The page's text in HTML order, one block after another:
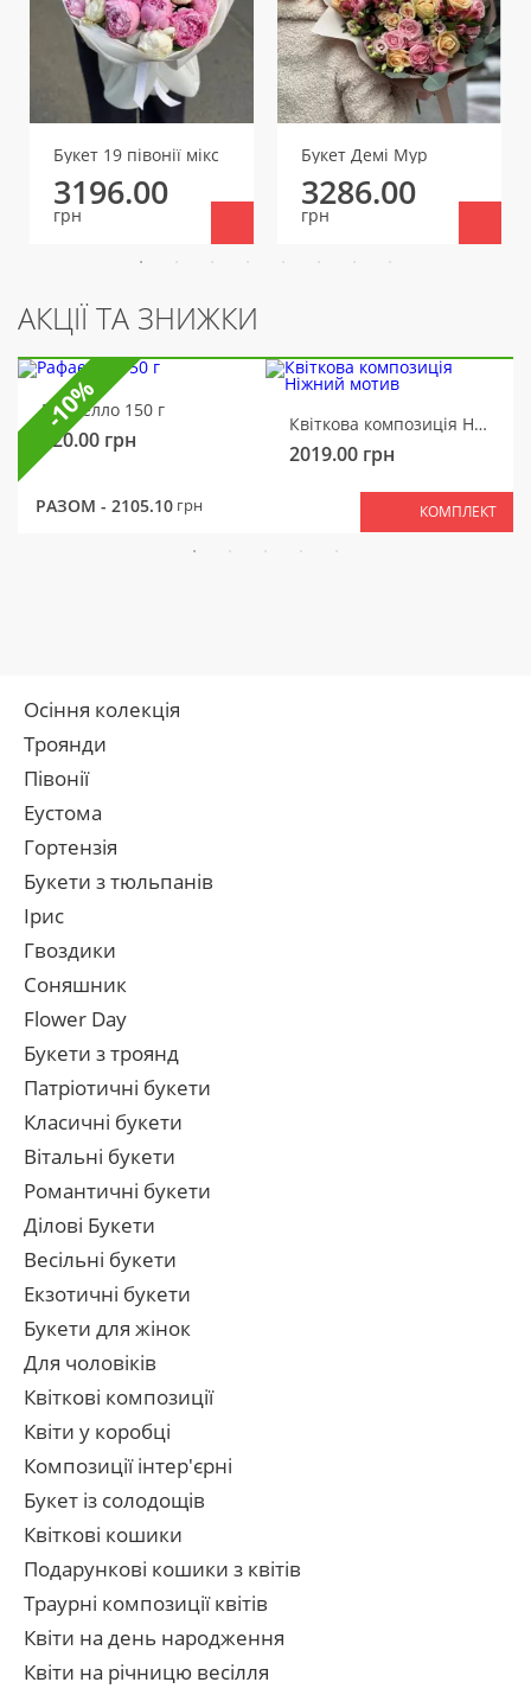
Букет 19 півонії мікс
3196.00
грн
Букет Демі Мур
3286.00
грн
АКЦІЇ ТА ЗНИЖКИ
Рафаелло 150 г
320.00 грн
Квіткова композиція Ніжний мотив
2019.00 грн
РАЗОМ - 2105.10 грн КОМПЛЕКТ
-10%
Осіння колекція
Троянди
Півонії
Еустома
Гортензія
Букети з тюльпанів
Ірис
Гвоздики
Соняшник
Flower Day
Букети з троянд
Патріотичні букети
Класичні букети
Вітальні букети
Романтичні букети
Ділові Букети
Весільні букети
Екзотичні букети
Букети для жінок
Для чоловіків
Квіткові композиції
Квіти у коробці
Композиції інтер'єрні
Букет із солодощів
Квіткові кошики
Подарункові кошики з квітів
Траурні композиції квітів
Квіти на день народження
Квіти на річницю весілля